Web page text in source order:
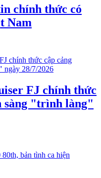
chính thức có
Nam
FJ chính thức
sàng "trình làng"